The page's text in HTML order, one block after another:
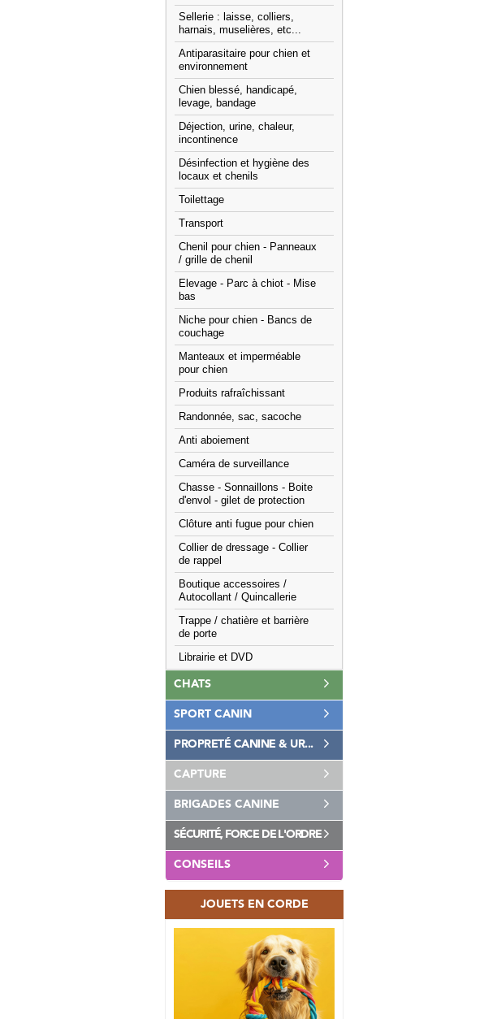
Sellerie : laisse, colliers,
harnais, muselières, etc...
Antiparasitaire pour chien et
environnement
Chien blessé, handicapé,
levage, bandage
Déjection, urine, chaleur,
incontinence
Désinfection et hygiène des
locaux et chenils
Toilettage
Transport
Chenil pour chien - Panneaux
/ grille de chenil
Elevage - Parc à chiot - Mise
bas
Niche pour chien - Bancs de
couchage
Manteaux et imperméable
pour chien
Produits rafraîchissant
Randonnée, sac, sacoche
Anti aboiement
Caméra de surveillance
Chasse - Sonnaillons - Boite
d'envol - gilet de protection
Clôture anti fugue pour chien
Collier de dressage - Collier
de rappel
Boutique accessoires /
Autocollant / Quincallerie
Trappe / chatière et barrière
de porte
Librairie et DVD
CHATS
SPORT CANIN
PROPRETÉ CANINE & UR...
CAPTURE
BRIGADES CANINE
SÉCURITÉ, FORCE DE L'ORDRE
CONSEILS
JOUETS EN CORDE